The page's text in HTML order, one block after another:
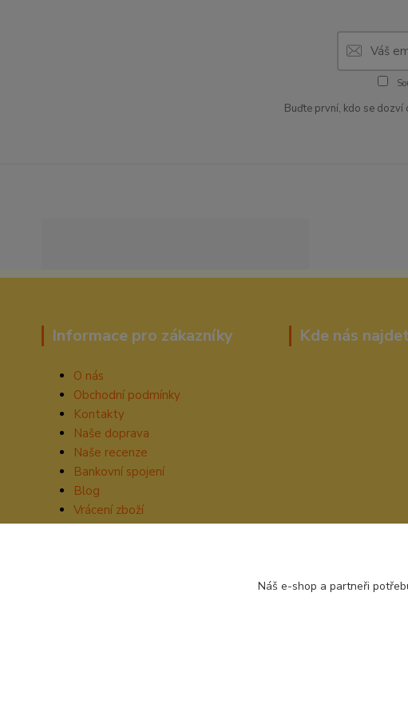
Buďte první, kdo se dozví
Informace pro zákazníky
O nás
Obchodní podmínky
Kontakty
Naše doprava
Naše recenze
Bankovní spojení
Blog
Vrácení zboží
Kde nás
Náš e-shop a partneři